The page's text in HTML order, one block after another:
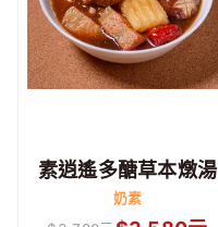
素逍遙多醣草本燉湯
奶素